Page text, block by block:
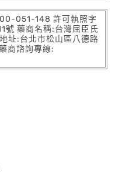
051-148 許可執照字
號 藥商名稱:台灣屈臣氏
址:台北市松山區八德路
商諮詢專線: